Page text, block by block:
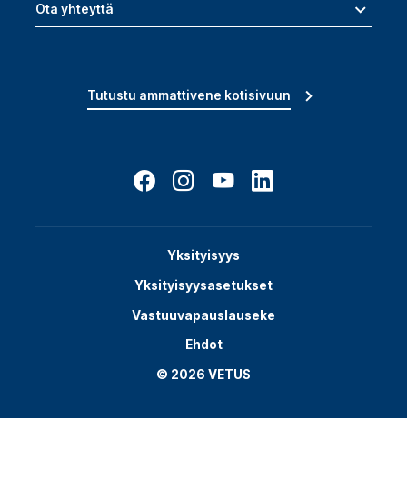
Ota yhteyttä
Tutustu ammattivene kotisivuun
Yksityisyys
Yksityisyysasetukset
Vastuuvapauslauseke
Ehdot
© 2026 VETUS